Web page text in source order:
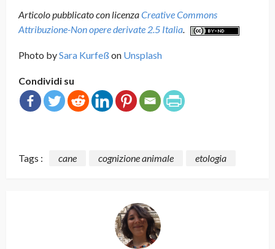
Articolo pubblicato con licenzaCreative Commons
Attribuzione-Non opere derivate 2.5 Italia.
Photo bySara Kurfeß on Unsplash
Condividi su
Tags : cane cognizione animale etologia